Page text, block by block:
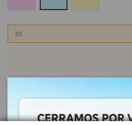
Haga su pedido ahora y
27-08-2026y28-08-2026con